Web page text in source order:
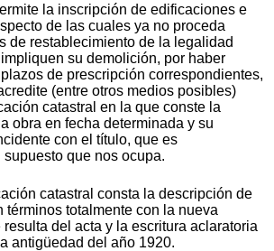
la inscripción de edificaciones e
de las cuales ya no proceda
de restablecimiento de la legalidad
su demolición, por haber
de prescripción correspondientes,
(entre otros medios posibles)
catastral en la que conste la
obra en fecha determinada y su
con el título, que es
que nos ocupa.
catastral consta la descripción de
términos totalmente con la nueva
del acta y la escritura aclaratoria
antigüedad del año 1920.